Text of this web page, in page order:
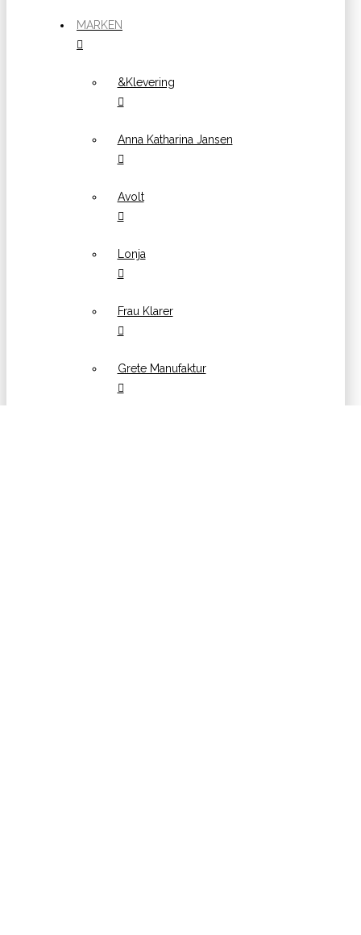
MARKEN
&Klevering
Anna Katharina Jansen
Avolt
Lonja
Frau Klarer
Grete Manufaktur